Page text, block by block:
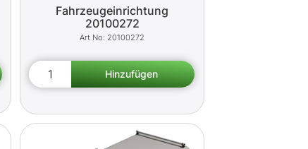
Fahrzeugeinrichtung
20100272
20100272